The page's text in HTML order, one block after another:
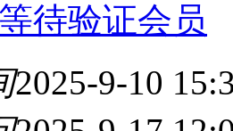
等待验证会员
2025-9-10